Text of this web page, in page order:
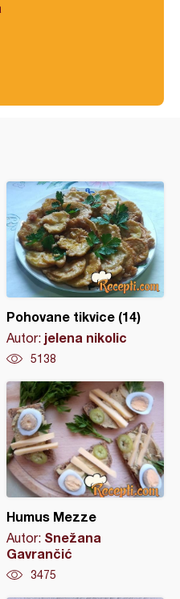
Pohovane tikvice (14)
Autor: jelena nikolic
5138
Humus Mezze
Autor: Snežana
Gavrančić
3475